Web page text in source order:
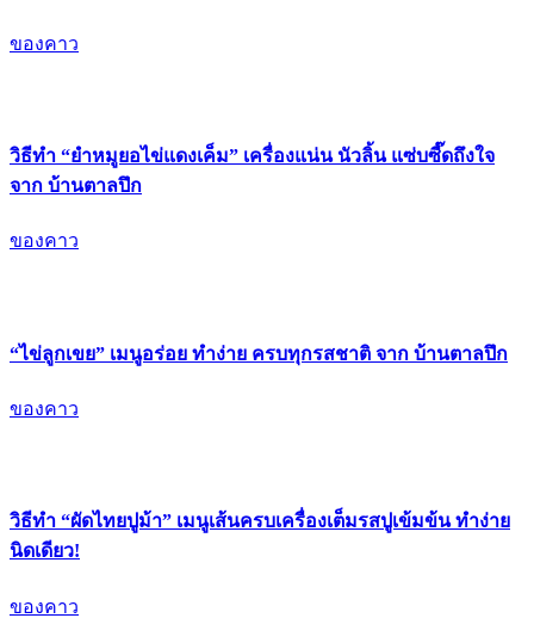
ของคาว
วิธีทำ “ยำหมูยอไข่แดงเค็ม” เครื่องแน่น นัวลิ้น แซ่บซี๊ดถึงใจ
จาก บ้านตาลปึก
ของคาว
“ไข่ลูกเขย” เมนูอร่อย ทำง่าย ครบทุกรสชาติ จาก บ้านตาลปึก
ของคาว
วิธีทำ “ผัดไทยปูม้า” เมนูเส้นครบเครื่องเต็มรสปูเข้มข้น ทำง่าย
นิดเดียว!
ของคาว